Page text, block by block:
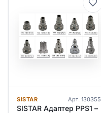
SISTAR Арт. 130355
SISTAR Адаптер PPS1 –